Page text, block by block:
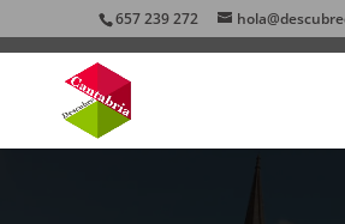
657 239 272